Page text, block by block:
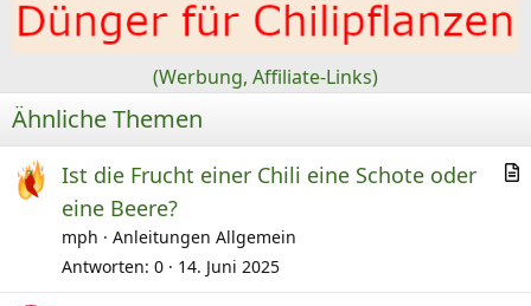
(Werbung, Affiliate-Links)
Ähnliche Themen
k
Ist die Frucht einer Chili eine Schote oder
eine Beere?
mph
Anleitungen Allgemein
Antworten 0 14. Juni 2025